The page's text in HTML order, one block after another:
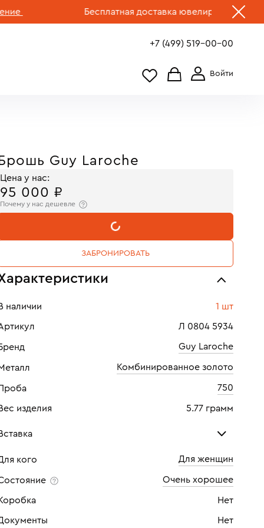
Бесплатная доставка ювелирных изделий по
+7 (499) 519-00-00
Брошь Guy Laroche
Цена у нас:
95 000 ₽
Почему у нас дешевле
В КОРЗИНУ
ЗАБРОНИРОВАТЬ
наличии 1 шт
Л 0804 5934
Guy Laroche
Комбинированное золото
750
изделия 5.77 грамм
Бриллиант
Количество 14 шт
кого Для женщин
Очень хорошее
Коробка Нет
Нет